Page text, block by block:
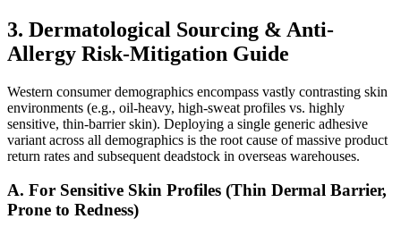
3. Dermatological Sourcing & Anti-
Allergy Risk-Mitigation Guide
Western consumer demographics encompass vastly contrasting skin
environments (e.g., oil-heavy, high-sweat profiles vs. highly
sensitive, thin-barrier skin). Deploying a single generic adhesive
variant across all demographics is the root cause of massive product
return rates and subsequent deadstock in overseas warehouses.
A. For Sensitive Skin Profiles (Thin Dermal Barrier,
Prone to Redness)